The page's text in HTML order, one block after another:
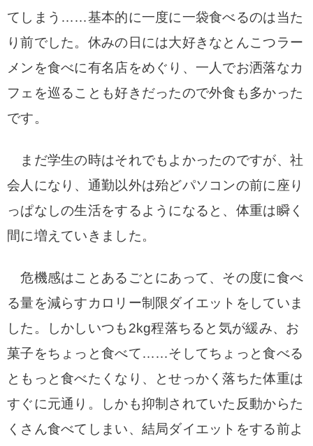
てしまう……基本的に一度に一袋食べるのは当た
り前でした。休みの日には大好きなとんこつラー
メンを食べに有名店をめぐり、一人でお洒落なカ
フェを巡ることも好きだったので外食も多かった
です。
まだ学生の時はそれでもよかったのですが、社
会人になり、通勤以外は殆どパソコンの前に座り
っぱなしの生活をするようになると、体重は瞬く
間に増えていきました。
危機感はことあるごとにあって、その度に食べ
る量を減らすカロリー制限ダイエットをしていま
した。しかしいつも2kg程落ちると気が緩み、お
菓子をちょっと食べて……そしてちょっと食べる
ともっと食べたくなり、とせっかく落ちた体重は
すぐに元通り。しかも抑制されていた反動からた
くさん食べてしまい、結局ダイエットをする前よ